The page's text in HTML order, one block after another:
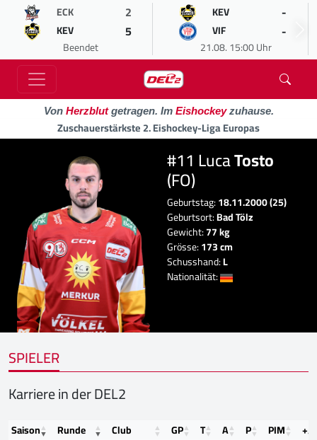
ECK 2
KEV 5
Beendet
KEV -
VIF -
21.08. 15:00 Uhr
Von Herzblutgetragen. Im Eishockeyzuhause.
Zuschauerstärkste 2. Eishockey-Liga Europas
#11 LucaTosto
(FO)
Geburtstag:18.11.2000 (25)
Geburtsort:Bad Tölz
Gewicht:77 kg
Grösse:173 cm
Schusshand:L
Nationalität:
SPIELER
Karriere in der DEL2
Saison Runde Club GP T A P PIM
+/-